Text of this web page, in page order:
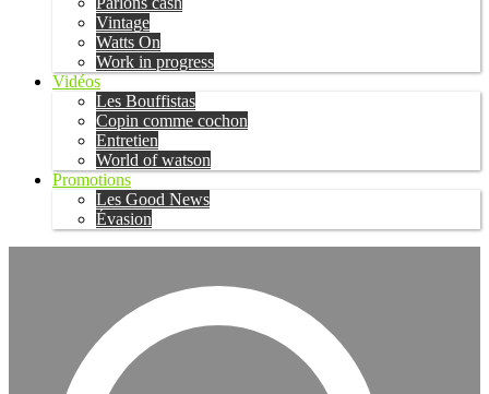
Vintage
Watts On
Work in progress
Vidéos
Les Bouffistas
Copin comme cochon
Entretien
World of watson
Promotions
Les Good News
Évasion